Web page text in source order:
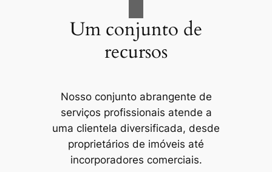
Um conjunto de
recursos
Nosso conjunto abrangente de
serviços profissionais atende a
uma clientela diversificada, desde
proprietários de imóveis até
incorporadores comerciais.